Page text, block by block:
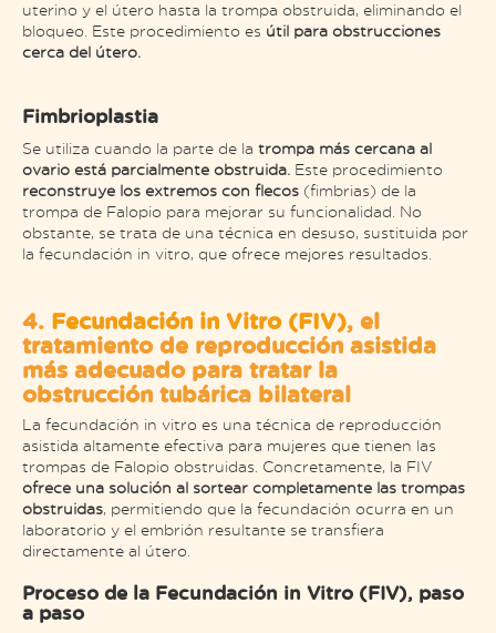
uterino y el útero hasta la trompa obstruida, eliminando el
bloqueo. Este procedimiento es útil para obstrucciones
cerca del útero.
Fimbrioplastia
Se utiliza cuando la parte de la trompa más cercana al
ovario está parcialmente obstruida. Este procedimiento
reconstruye los extremos con flecos (fimbrias) de la
trompa de Falopio para mejorar su funcionalidad​. No
obstante, se trata de una técnica en desuso, sustituida por
la fecundación in vitro, que ofrece mejores resultados.
4. Fecundación in Vitro (FIV), el
tratamiento de reproducción asistida
más adecuado para tratar la
obstrucción tubárica bilateral
La fecundación in vitro es una técnica de reproducción
asistida altamente efectiva para mujeres que tienen las
trompas de Falopio obstruidas. Concretamente, la FIV
ofrece una solución al sortear completamente las trompas
obstruidas, permitiendo que la fecundación ocurra en un
laboratorio y el embrión resultante se transfiera
directamente al útero.
Proceso de la Fecundación in Vitro (FIV), paso
a paso